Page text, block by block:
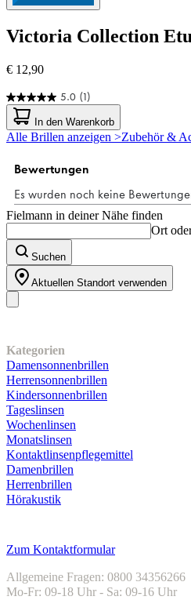
Victoria Collection
€ 12,90
5.0 (1)
5.0
von
5
Sternen.
Bewertung
In den Warenkorb
Alle Brillen anzeigen >Zubehör &
Fielmann in deiner Nähe finden
Ort
Suchen
Aktuellen Standort verwenden
Kategorien
Damensonnenbrillen
Herrensonnenbrillen
Kindersonnenbrillen
Tageslinsen
Wochenlinsen
Monatslinsen
Kontaktlinsenpflegemittel
Damenbrillen
Herrenbrillen
Hörakustik
Zum Kontaktformular
Allgemeine Fragen: 0800 34356266
Mo-Fr: 09-18 Uhr - Sa: 09-16 Uhr